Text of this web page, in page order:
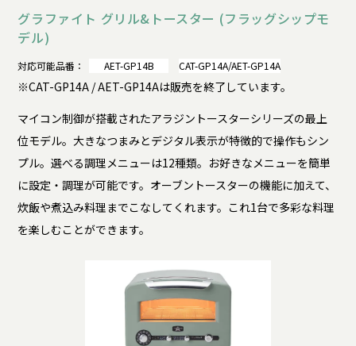
グラファイト グリル&トースター (フラッグシップモ
デル)
対応可能品番： AET-GP14B CAT-GP14A/AET-GP14A
※CAT-GP14A / AET-GP14Aは販売を終了しています。
マイコン制御が搭載されたアラジントースターシリーズの最上
位モデル。大きなつまみとデジタル表示が特徴的で操作もシン
プル。選べる調理メニューは12種類。お好きなメニューを簡単
に設定・調理が可能です。オーブントースターの機能に加えて、
炊飯や煮込み料理までこなしてくれます。これ1台で多彩な料理
を楽しむことができます。